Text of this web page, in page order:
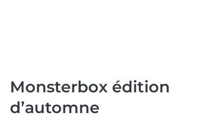
Monsterbox édition
d’automne